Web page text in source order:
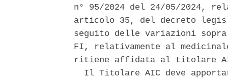
n° 95/2024 del 24/05/2024,
articolo 35, del decreto
seguito delle variazioni
FI, relativamente al
ritiene affidata al titolare
Il Titolare AIC deve